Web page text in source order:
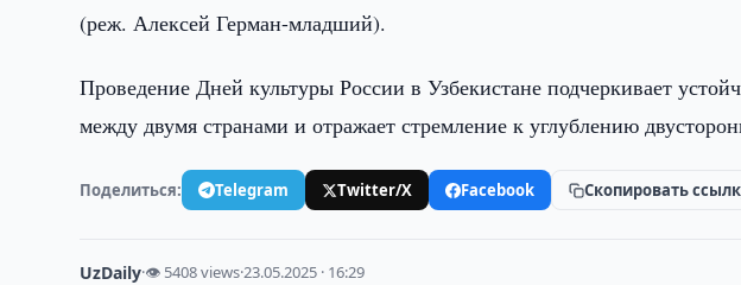
(реж. Алексей Герман-младший).
Проведение Дней культуры России в Узбекистане подчеркивает
между двумя странами и отражает стремление к углублению
Поделиться: Telegram Twitter/X Facebook Скопировать
UzDaily·👁 5408 views·23.05.2025 · 16:29